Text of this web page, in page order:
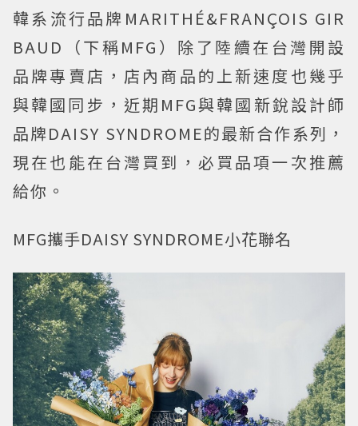
韓系流行品牌MARITHÉ&FRANÇOIS GIR
BAUD（下稱MFG）除了陸續在台灣開設
品牌專賣店，店內商品的上新速度也幾乎
與韓國同步，近期MFG與韓國新銳設計師
品牌DAISY SYNDROME的最新合作系列，
現在也能在台灣買到，必買品項一次推薦
給你。
MFG攜手DAISY SYNDROME小花聯名